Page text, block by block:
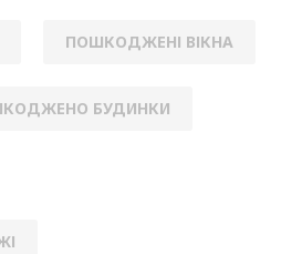
ПОШКОДЖЕНІ ВІКНА
БУДИНКИ